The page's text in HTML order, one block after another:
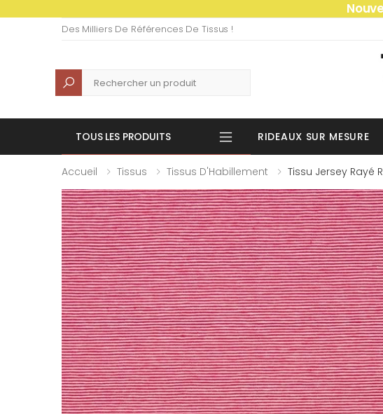
Des Milliers De Références De Tissus !
Recherche
TOUS LES PRODUITS RIDEAUX SUR MESURE
Accueil Tissus Tissus D'Habillement Tissu Jersey Rayé